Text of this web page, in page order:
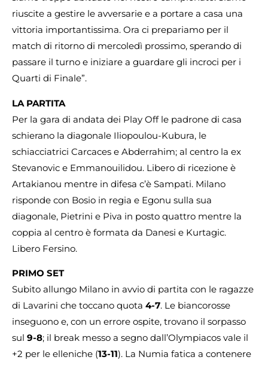
riuscite a gestire le avversarie e a portare a casa una
vittoria importantissima. Ora ci prepariamo per il
match di ritorno di mercoledì prossimo, sperando di
passare il turno e iniziare a guardare gli incroci per i
Quarti di Finale”.
LA PARTITA
Per la gara di andata dei Play Off le padrone di casa
schierano la diagonale Iliopoulou-Kubura, le
schiacciatrici Carcaces e Abderrahim; al centro la ex
Stevanovic e Emmanouilidou. Libero di ricezione è
Artakianou mentre in difesa c’è Sampati. Milano
risponde con Bosio in regia e Egonu sulla sua
diagonale, Pietrini e Piva in posto quattro mentre la
coppia al centro è formata da Danesi e Kurtagic.
Libero Fersino.
PRIMO SET
Subito allungo Milano in avvio di partita con le ragazze
di Lavarini che toccano quota 4-7. Le biancorosse
inseguono e, con un errore ospite, trovano il sorpasso
sul 9-8; il break messo a segno dall’Olympiacos vale il
+2 per le elleniche (13-11). La Numia fatica a contenere